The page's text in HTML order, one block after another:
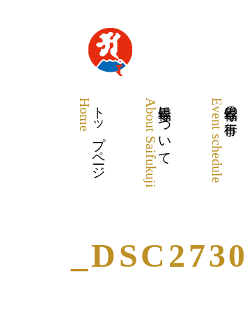
トップページ
Home 最福寺について
About Saifukuji 最福寺の行事
Event schedule
_DSC2730